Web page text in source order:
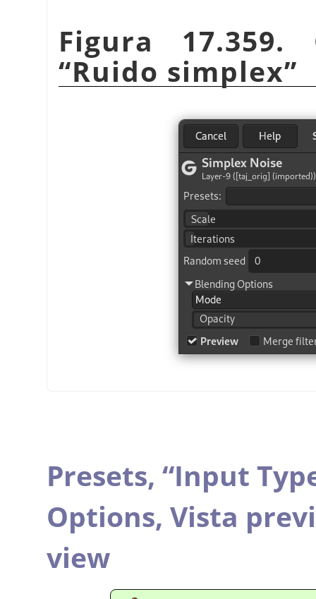
Figura
“Ruido simplex”
Presets, “Input
Options, Vista
view